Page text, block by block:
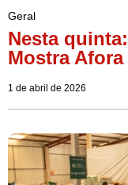
Geral
Nesta
Mostra Afora
1 de abril de 2026